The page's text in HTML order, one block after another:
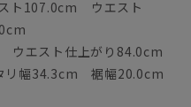
ト107.0cm ウエスト
ウエスト仕上がり84.0cm
幅34.3cm 裾幅20.0cm